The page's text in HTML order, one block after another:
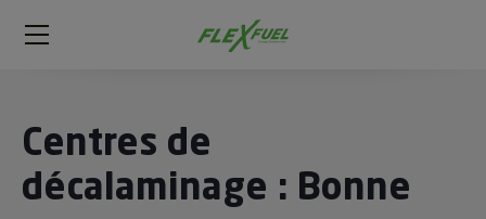
FlexFuel
Méga
Centres de
décalaminage : Bonne